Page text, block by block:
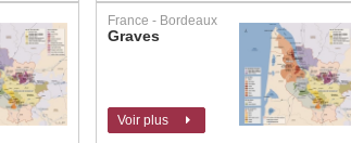
France - Bordeaux
Graves
Voir plus